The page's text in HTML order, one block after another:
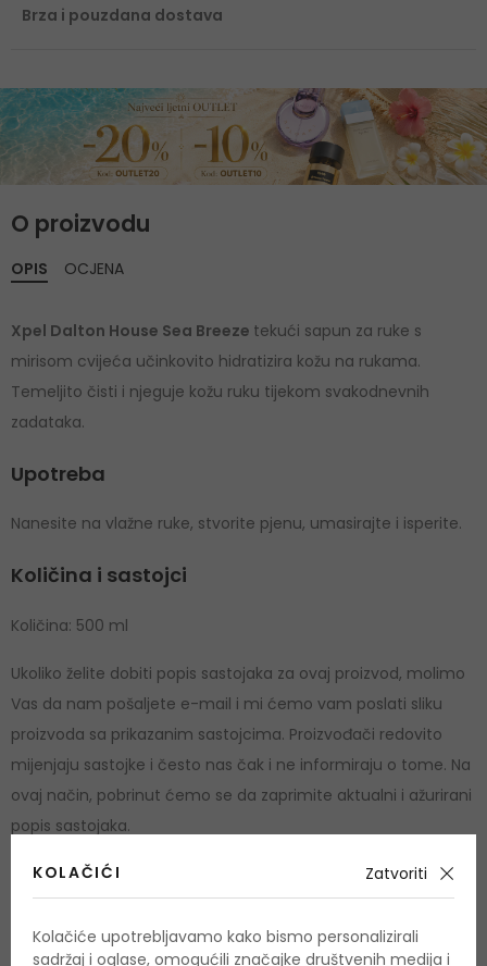
Brza i pouzdana dostava
O proizvodu
OPIS
Xpel Dalton House Sea Breeze tekući sapun za ruke s
mirisom cvijeća učinkovito hidratizira kožu na rukama.
Temeljito čisti i njeguje kožu ruku tijekom svakodnevnih
zadataka.
Upotreba
Nanesite na vlažne ruke, stvorite pjenu, umasirajte i isperite.
Količina i sastojci
Količina: 500 ml
Ukoliko želite dobiti popis sastojaka za ovaj proizvod, molimo
Vas da nam pošaljete e-mail i mi ćemo vam poslati sliku
proizvoda sa prikazanim sastojcima. Proizvođači redovito
mijenjaju sastojke i često nas čak i ne informiraju o tome. Na
ovaj način, pobrinut ćemo se da zaprimite aktualni i ažurirani
popis sastojaka.
Cruelty free
OCJENA
KOLAČIĆI Zatvoriti
Kolačiće upotrebljavamo kako bismo personalizirali
sadržaj i oglase, omogućili značajke društvenih medija i